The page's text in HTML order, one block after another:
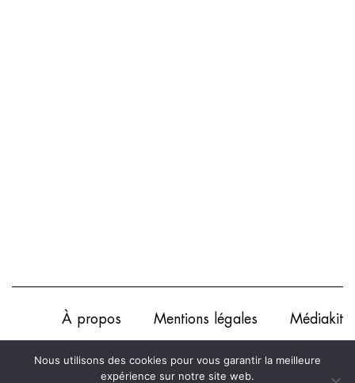
À propos Mentions légales Médiakit
Nous utilisons des cookies pour vous garantir la meilleure
expérience sur notre site web.